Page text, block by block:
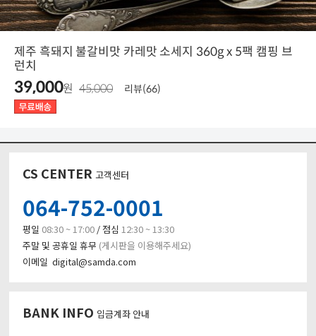
제주 흑돼지 불갈비맛 카레맛 소세지 360g x 5팩 캠핑 브
런치
39,000원 45,000 리뷰(66)
CS CENTER고객센터
064-752-0001
평일 08:30 ~ 17:00 / 점심12:30 ~ 13:30
주말 및 공휴일 휴무 (게시판을 이용해주세요)
이메일 digital@samda.com
BANK INFO 입금계좌 안내